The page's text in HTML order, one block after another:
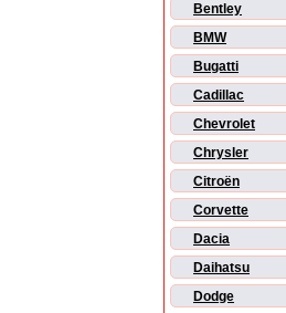
Bentley
BMW
Bugatti
Cadillac
Chevrolet
Chrysler
Citroën
Corvette
Dacia
Daihatsu
Dodge